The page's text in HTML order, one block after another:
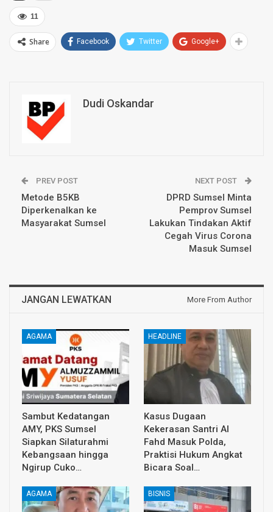
11
Share Facebook Twitter Google+
Dudi Oskandar
PREV POST
Metode B5KB
Diperkenalkan ke
Masyarakat Sumsel
NEXT POST
DPRD Sumsel Minta
Pemprov Sumsel
Lakukan Tindakan Aktif
Cegah Virus Corona
Masuk Sumsel
JANGAN LEWATKAN More From Author
AGAMA
Sambut Kedatangan
AMY, PKS Sumsel
Siapkan Silaturahmi
Kebangsaan hingga
Ngirup Cuko…
HEADLINE
Kasus Dugaan
Kekerasan Santri Al
Fahd Masuk Polda,
Praktisi Hukum Angkat
Bicara Soal…
AGAMA BISNIS